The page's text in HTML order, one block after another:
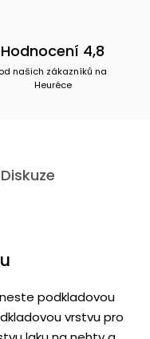
Hodnocení 4,8
od našich zákazníků na
Heuréce
Diskuze
podkladovou
vrstvu pro